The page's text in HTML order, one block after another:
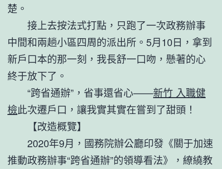
楚。
接上去按法式打點，只跑了一次政務辦事
中間和兩趟小區四周的派出所。5月10日，拿到
新戶口本的那一刻，我長舒一口吻，懸著的心
終于放下了。
“跨省通辦”，省事還省心——新竹 入職健
檢此次遷戶口，讓我實其實在嘗到了甜頭！
【改造概覽】
2020年9月，國務院辦公廳印發《關于加速
推動政務辦事“跨省通辦”的領導看法》，繚繞教